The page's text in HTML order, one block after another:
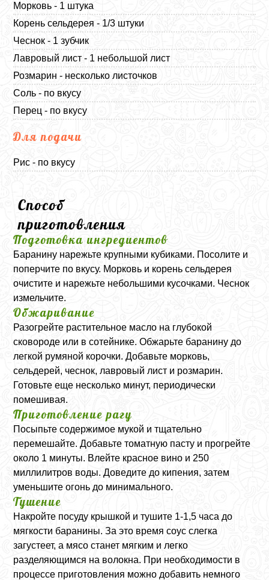
Морковь - 1 штука
Корень сельдерея - 1/3 штуки
Чеснок - 1 зубчик
Лавровый лист - 1 небольшой лист
Розмарин - несколько листочков
Соль - по вкусу
Перец - по вкусу
Для подачи
Рис - по вкусу
Способ
приготовления
Подготовка ингредиентов
Баранину нарежьте крупными кубиками. Посолите и
поперчите по вкусу. Морковь и корень сельдерея
очистите и нарежьте небольшими кусочками. Чеснок
измельчите.
Обжаривание
Разогрейте растительное масло на глубокой
сковороде или в сотейнике. Обжарьте баранину до
легкой румяной корочки. Добавьте морковь,
сельдерей, чеснок, лавровый лист и розмарин.
Готовьте еще несколько минут, периодически
помешивая.
Приготовление рагу
Посыпьте содержимое мукой и тщательно
перемешайте. Добавьте томатную пасту и прогрейте
около 1 минуты. Влейте красное вино и 250
миллилитров воды. Доведите до кипения, затем
уменьшите огонь до минимального.
Тушение
Накройте посуду крышкой и тушите 1-1,5 часа до
мягкости баранины. За это время соус слегка
загустеет, а мясо станет мягким и легко
разделяющимся на волокна. При необходимости в
процессе приготовления можно добавить немного